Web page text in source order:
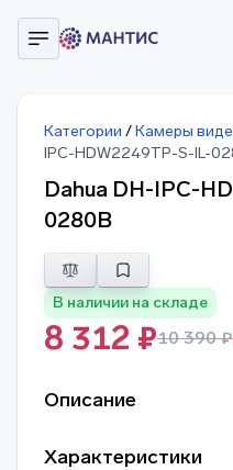
Категории /Камеры
IPC-HDW2249TP-S-IL-
Dahua DH-IPC-
0280B
В наличии на складе
8 312 ₽10 390 ₽
Описание
Характеристики